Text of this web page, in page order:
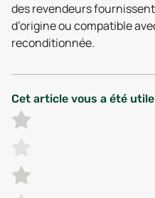
des revendeurs
d’origine ou compatible
reconditionnée.
Cet article vous a été